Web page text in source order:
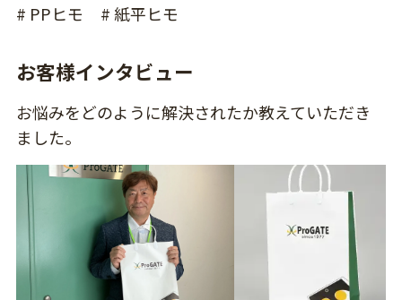
# PPヒモ
# 紙平ヒモ
お客様インタビュー
お悩みをどのように解決されたか教えていただき
ました。